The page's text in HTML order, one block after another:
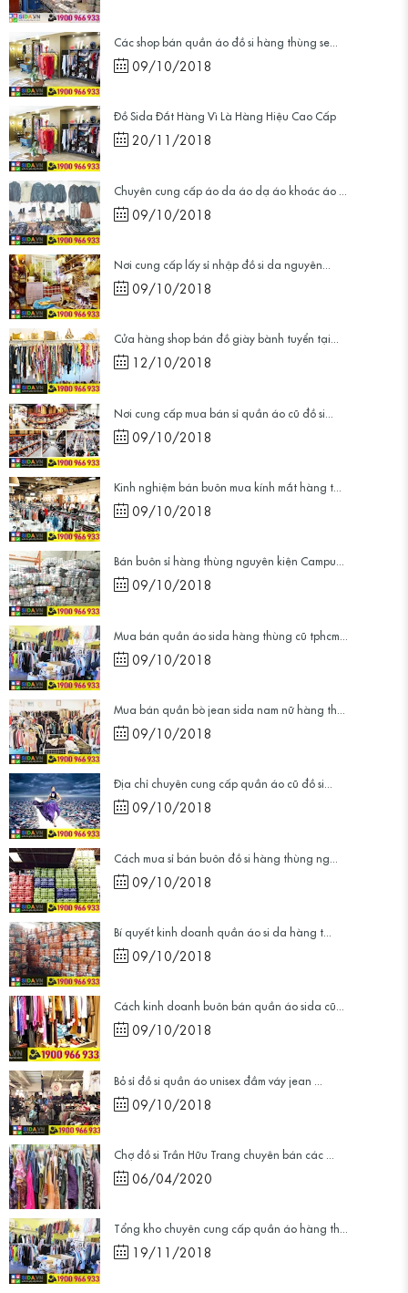
Các shop bán quần áo đồ si hàng thùng se...
09/10/2018
Đồ Sida Đắt Hàng Vì Là Hàng Hiệu Cao Cấp
20/11/2018
Chuyên cung cấp áo da áo dạ áo khoác áo ...
09/10/2018
Nơi cung cấp lấy sỉ nhập đồ si da nguyên...
09/10/2018
Cửa hàng shop bán đồ giày bành tuyển tại...
12/10/2018
Nơi cung cấp mua bán sỉ quần áo cũ đồ si...
09/10/2018
Kinh nghiệm bán buôn mua kính mắt hàng t...
09/10/2018
Bán buôn sỉ hàng thùng nguyên kiện Campu...
09/10/2018
Mua bán quần áo sida hàng thùng cũ tphcm...
09/10/2018
Mua bán quần bò jean sida nam nữ hàng th...
09/10/2018
Địa chỉ chuyên cung cấp quần áo cũ đồ si...
09/10/2018
Cách mua sỉ bán buôn đồ si hàng thùng ng...
09/10/2018
Bí quyết kinh doanh quần áo si da hàng t...
09/10/2018
Cách kinh doanh buôn bán quần áo sida cũ...
09/10/2018
Bỏ sỉ đồ si quần áo unisex đầm váy jean ...
09/10/2018
Chợ đồ si Trần Hữu Trang chuyên bán các ...
06/04/2020
Tổng kho chuyên cung cấp quần áo hàng th...
19/11/2018